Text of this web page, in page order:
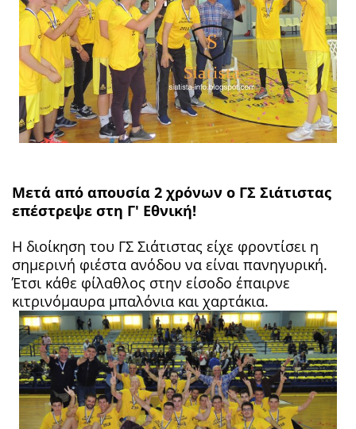
Μετά από απουσία 2 χρόνων ο ΓΣ Σιάτιστας
επέστρεψε στη Γ' Εθνική!
Η διοίκηση του ΓΣ Σιάτιστας είχε φροντίσει η
σημερινή φιέστα ανόδου να είναι πανηγυρική.
Έτσι κάθε φίλαθλος στην είσοδο έπαιρνε
κιτρινόμαυρα μπαλόνια και χαρτάκια.